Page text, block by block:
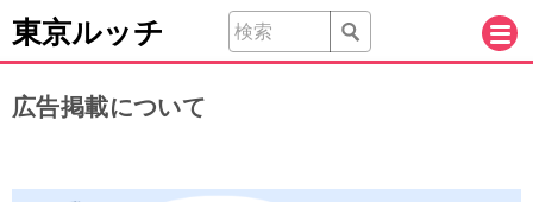
東京ルッチ
広告掲載について